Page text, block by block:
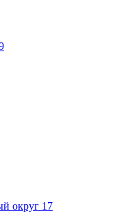
округ 17